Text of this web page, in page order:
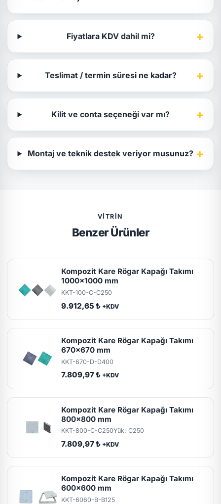
Fiyatlara KDV dahil mi? +
Teslimat / termin süresi ne kadar? +
Kilit ve conta seçeneği var mı? +
Montaj ve teknik destek veriyor musunuz? +
VITRIN
Benzer Ürünler
Kompozit Kare Rögar Kapağı Takımı
1000x1000 mm
KKT-100-C-C250
9.912,65 ₺ +KDV
Kompozit Kare Rögar Kapağı Takımı
670x670 mm
KKT-670-D-D400
7.809,97 ₺ +KDV
Kompozit Kare Rögar Kapağı Takımı
800x800 mm
KKT-800-C-C250Yük: C250
7.809,97 ₺ +KDV
Kompozit Kare Rögar Kapağı Takımı
600x600 mm
KKT-6060-B-B125